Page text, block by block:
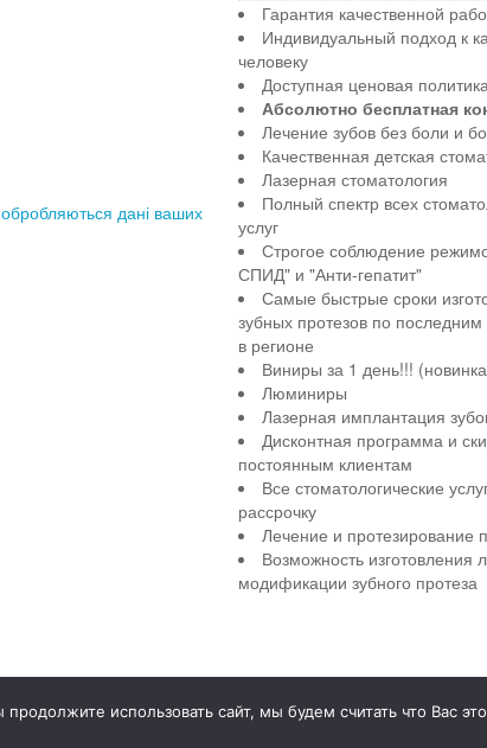
дані ваших
Гарантия качественной
Индивидуальный подход к
человеку
Доступная ценовая
Абсолютно бесплатная
Лечение зубов без боли и
Качественная детская
Лазерная стоматология
Полный спектр всех
услуг
Строгое соблюдение
СПИД" и "Анти-гепатит"
Самые быстрые сроки
зубных протезов по последним
в регионе
Виниры за 1 день!!!
Люминиры
Лазерная имплантация
Дисконтная программа и
постоянным клиентам
Все стоматологические
рассрочку
Лечение и протезирование
Возможность изготовления
модификации зубного протеза
Детская и взрослая
использовать сайт, мы будем считать что Вас это